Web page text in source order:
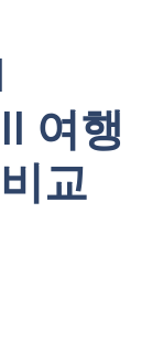
여행
교